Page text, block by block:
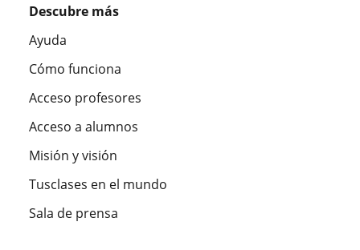
Descubre más
Ayuda
Cómo funciona
Acceso profesores
Acceso a alumnos
Misión y visión
Tusclases en el mundo
Sala de prensa